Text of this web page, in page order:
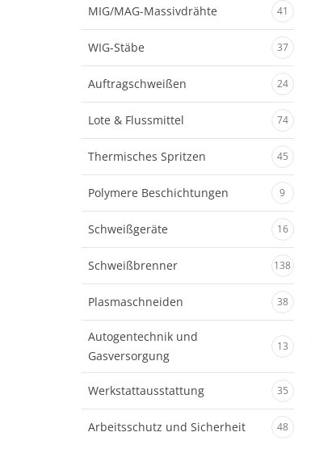
MIG/MAG-Massivdrähte 41
WIG-Stäbe 37
Auftragschweißen 24
Lote & Flussmittel 74
Thermisches Spritzen 45
Polymere Beschichtungen 9
Schweißgeräte 16
Schweißbrenner 138
Plasmaschneiden 38
Autogentechnik und
Gasversorgung
13
Werkstattausstattung 35
Arbeitsschutz und Sicherheit 48